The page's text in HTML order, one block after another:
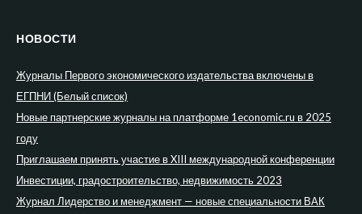
НОВОСТИ
Журналы Первого экономического издательства включены в
ЕГПНИ (Белый список)
Новые партнерские журналы на платформе 1economic.ru в 2025
году
Приглашаем принять участие в XIII международной конференции
Инвестиции, градостроительство, недвижимость 2023
Журнал Лидерство и менеджмент — новые специальности ВАК